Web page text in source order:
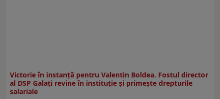
Victorie în instanță pentru Valentin Boldea. Fostul director
al DSP Galați revine în instituție și primește drepturile
salariale